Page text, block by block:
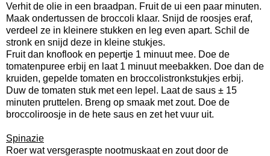
Verhit de olie in een braadpan. Fruit de ui een paar minuten.
Maak ondertussen de broccoli klaar. Snijd de roosjes eraf,
verdeel ze in kleinere stukken en leg even apart. Schil de
stronk en snijd deze in kleine stukjes.
Fruit dan knoflook en pepertje 1 minuut mee. Doe de
tomatenpuree erbij en laat 1 minuut meebakken. Doe dan de
kruiden, gepelde tomaten en broccolistronkstukjes erbij.
Duw de tomaten stuk met een lepel. Laat de saus ± 15
minuten pruttelen. Breng op smaak met zout. Doe de
broccoliroosje in de hete saus en zet het vuur uit.
Spinazie
Roer wat versgeraspte nootmuskaat en zout door de